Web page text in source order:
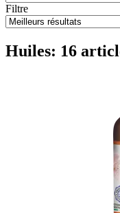
Filtre
Huiles: 16